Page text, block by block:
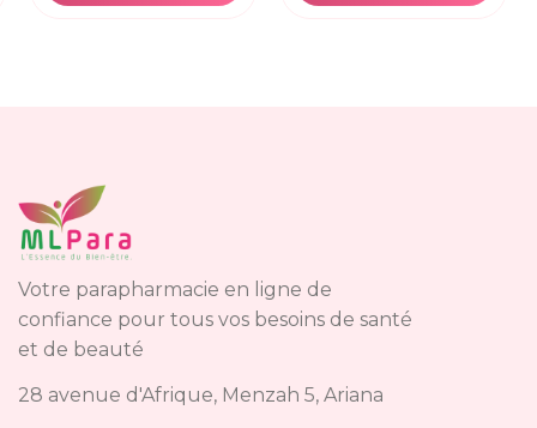
Votre parapharmacie en ligne de
confiance pour tous vos besoins de santé
et de beauté
28 avenue d'Afrique, Menzah 5, Ariana